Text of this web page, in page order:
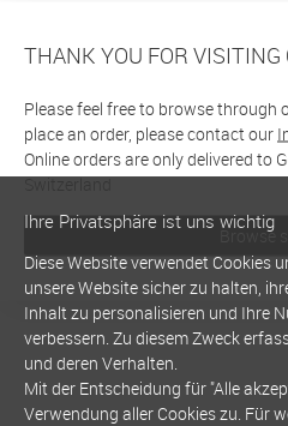
THANK YOU FOR VISITING
Please feel free to browse through
place an order, please contact our
Online orders are only delivered to
Switzerland
Browse
Ihre Privatsphäre ist uns wichtig
Diese Website verwendet Cookies
unsere Website sicher zu halten,
Inhalt zu personalisieren und Ihre
verbessern. Zu diesem Zweck
und deren Verhalten.
Mit der Entscheidung für "Alle
Verwendung aller Cookies zu. Für